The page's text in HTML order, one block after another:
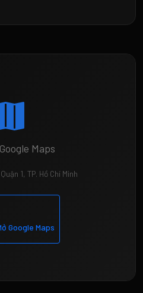
Maps
1, TP. Hồ Chí Minh
Google Maps